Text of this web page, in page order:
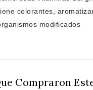
colorantes,
modificados
Compraron